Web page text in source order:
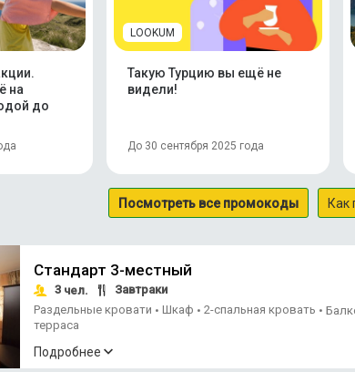
на
до
LOOKUM
Такую Турцию вы ещё не
видели!
До 30 сентября 2025 года
Посмотреть все промокоды Как
Стандарт 3-местный
3 чел.
Завтраки
Раздельные кровати • Шкаф • 2-спальная кровать •
терраса
Подробнее